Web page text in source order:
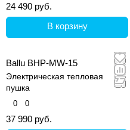
24 490 руб.
В корзину
Ballu BHP-MW-15
Электрическая тепловая
пушка
0 0
37 990 руб.